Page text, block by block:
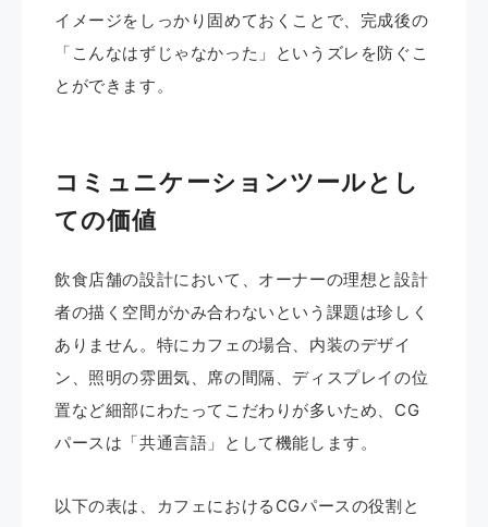
イメージをしっかり固めておくことで、完成後の
「こんなはずじゃなかった」というズレを防ぐこ
とができます。
コミュニケーションツールとし
ての価値
飲食店舗の設計において、オーナーの理想と設計
者の描く空間がかみ合わないという課題は珍しく
ありません。特にカフェの場合、内装のデザイ
ン、照明の雰囲気、席の間隔、ディスプレイの位
置など細部にわたってこだわりが多いため、CG
パースは「共通言語」として機能します。
以下の表は、カフェにおけるCGパースの役割と